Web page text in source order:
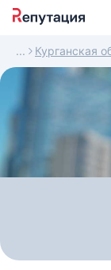
Курганская